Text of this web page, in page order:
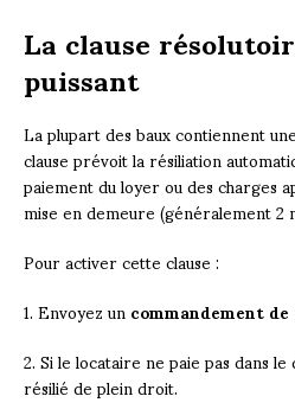
La clause
puissant
La plupart des baux contiennent une
clause prévoit la résiliation
paiement du loyer ou des charges
mise en demeure (généralement 2
Pour activer cette clause :
1. Envoyez uncommandement
2. Si le locataire ne paie pas dans
résilié de plein droit.